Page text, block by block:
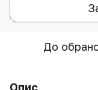
До
Опис